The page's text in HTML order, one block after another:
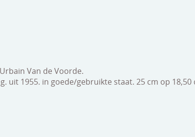
Van de Voorde.
uit 1955. in goede/gebruikte staat. 25 cm op